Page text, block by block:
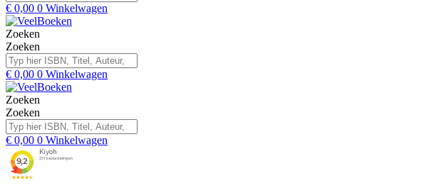
€ 0,00 0 Winkelwagen
Zoeken
Zoeken
€ 0,00 0 Winkelwagen
Zoeken
Zoeken
€ 0,00 0 Winkelwagen